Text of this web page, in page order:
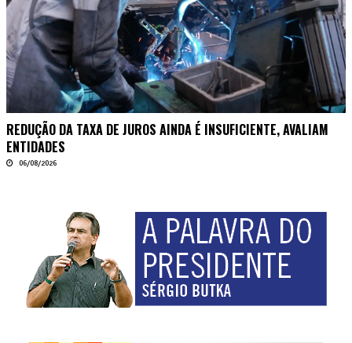
REDUÇÃO DA TAXA DE JUROS AINDA É INSUFICIENTE, AVALIAM
ENTIDADES
06/08/2026